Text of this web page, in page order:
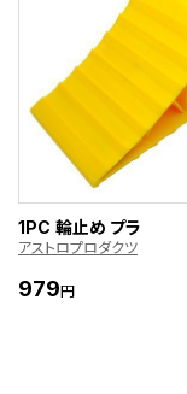
1PC 輪止め プラ
アストロプロダクツ
979円